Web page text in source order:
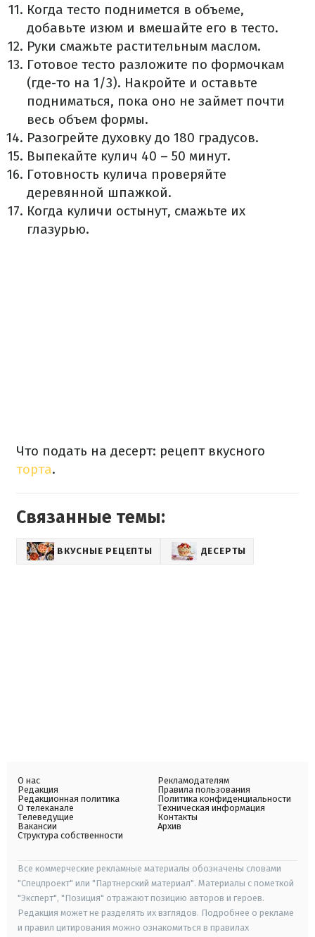
Когда тесто поднимется в объеме,
добавьте изюм и вмешайте его в тесто.
Руки смажьте растительным маслом.
Готовое тесто разложите по формочкам
(где-то на 1/3). Накройте и оставьте
подниматься, пока оно не займет почти
весь объем формы.
Разогрейте духовку до 180 градусов.
Выпекайте кулич 40 – 50 минут.
Готовность кулича проверяйте
деревянной шпажкой.
Когда куличи остынут, смажьте их
глазурью.
Что подать на десерт: рецепт вкусного
торта.
Связанные темы:
ВКУСНЫЕ РЕЦЕПТЫ ДЕСЕРТЫ
О нас
Редакция
Редакционная политика
О телеканале
Телеведущие
Вакансии
Структура собственности
Рекламодателям
Правила пользования
Политика конфиденциальности
Техническая информация
Контакты
Архив
Все коммерческие рекламные материалы обозначены словами
"Спецпроект" или "Партнерский материал". Материалы с пометкой
"Эксперт", "Позиция" отражают позицию авторов и героев.
Редакция может не разделять их взглядов. Подробнее о рекламе
и правил цитирования можно ознакомиться в правилах